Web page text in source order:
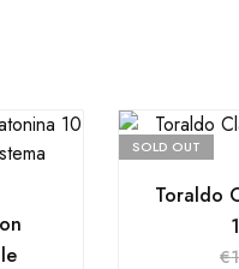
SOLD OUT
Toraldo
€